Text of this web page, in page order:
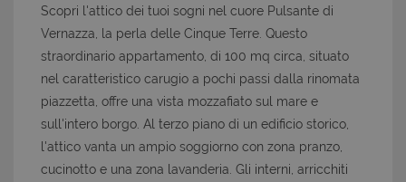
Scopri l'attico dei tuoi sogni nel cuore Pulsante di
Vernazza, la perla delle Cinque Terre. Questo
straordinario appartamento, di 100 mq circa, situato
nel caratteristico carugio a pochi passi dalla rinomata
piazzetta, offre una vista mozzafiato sul mare e
sull'intero borgo. Al terzo piano di un edificio storico,
l'attico vanta un ampio soggiorno con zona pranzo,
cucinotto e una zona lavanderia. Gli interni, arricchiti